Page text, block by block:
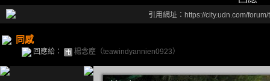
引用網址：https://city.udn.com/
同感
回應給： 楊念塵（teawindyannien0923）